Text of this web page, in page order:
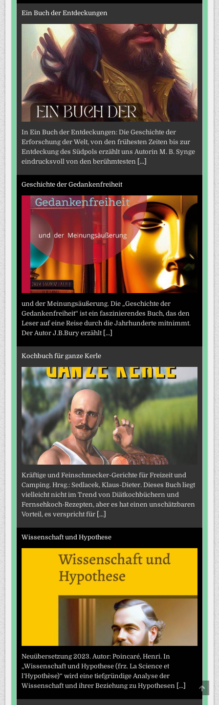
Ein Buch der Entdeckungen
In Ein Buch der Entdeckungen: Die Geschichte der
Erforschung der Welt, von den frühesten Zeiten bis zur
Entdeckung des Südpols erzählt uns Autorin M. B. Synge
eindrucksvoll von den berühmtesten [...]
Geschichte der Gedankenfreiheit
und der Meinungsäußerung. Die „Geschichte der
Gedankenfreiheit“ ist ein faszinierendes Buch, das den
Leser auf eine Reise durch die Jahrhunderte mitnimmt.
Der Autor J.B.Bury erzählt [...]
Kochbuch für ganze Kerle
Kräftige und Feinschmecker-Gerichte für Freizeit und
Camping. Hrsg.: Sedlacek, Klaus-Dieter. Dieses Buch liegt
vielleicht nicht im Trend von Diätkochbüchern und
Fernsehkoch-Rezepten, aber es hat einen unschätzbaren
Vorteil, es verspricht für [...]
Wissenschaft und Hypothese
Neuübersetzung 2023. Autor: Poincaré, Henri. In
„Wissenschaft und Hypothese (frz. La Science et
l’Hypothèse)“ wird eine tiefgründige Analyse der
Wissenschaft und ihrer Beziehung zu Hypothesen [...]
TO
TOP